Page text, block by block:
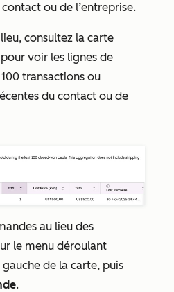
ou de l’entreprise.
consultez la carte
pour voir les lignes de
transactions ou
du contact ou de
au lieu des
le menu déroulant
gauche de la carte, puis
.